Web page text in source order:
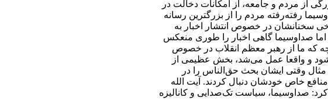
از مردم و جامعه، از امکانات دخالت در
رفته‌رفته مردم را از بزرگترین رسانه
سخنانشان در خصوص انتشار اخبار به
اما صداوسیما گاهی اخبار را طوری منعکس
که ما از رهبر معظم انقلاب در خصوص
و واقعا عمل می‌شد، بخش عظیمی از
وقتی ایشان بحث حق‌الناس را در
خاص خودشان دنبال کردند. آیت الله
کرد: صداوسیما، سیاست تک‌صدایی و کانالیزه